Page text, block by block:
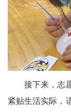
接下来，志愿
紧贴生活实际，